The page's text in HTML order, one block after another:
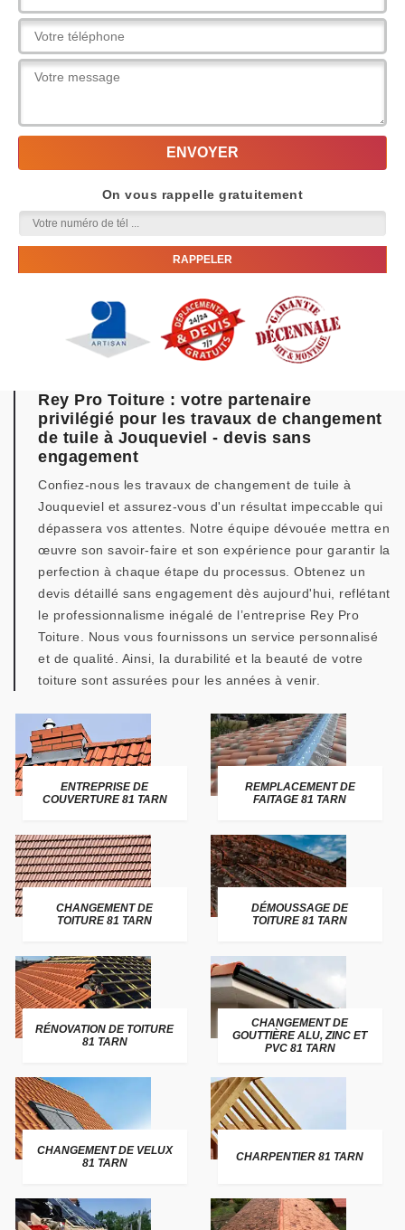
On vous rappelle gratuitement
Rey Pro Toiture : votre partenaire
privilégié pour les travaux de changement
de tuile à Jouqueviel - devis sans
engagement
Confiez-nous les travaux de changement de tuile à
Jouqueviel et assurez-vous d'un résultat impeccable qui
dépassera vos attentes. Notre équipe dévouée mettra en
œuvre son savoir-faire et son expérience pour garantir la
perfection à chaque étape du processus. Obtenez un
devis détaillé sans engagement dès aujourd'hui, reflétant
le professionnalisme inégalé de l’entreprise Rey Pro
Toiture. Nous vous fournissons un service personnalisé
et de qualité. Ainsi, la durabilité et la beauté de votre
toiture sont assurées pour les années à venir.
ENTREPRISE DE
COUVERTURE 81 TARN
REMPLACEMENT DE
FAITAGE 81 TARN
CHANGEMENT DE
TOITURE 81 TARN
DÉMOUSSAGE DE
TOITURE 81 TARN
RÉNOVATION DE TOITURE
81 TARN
CHANGEMENT DE
GOUTTIÈRE ALU, ZINC ET
PVC 81 TARN
CHANGEMENT DE VELUX
81 TARN
CHARPENTIER 81 TARN